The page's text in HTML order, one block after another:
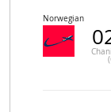
Norwegian